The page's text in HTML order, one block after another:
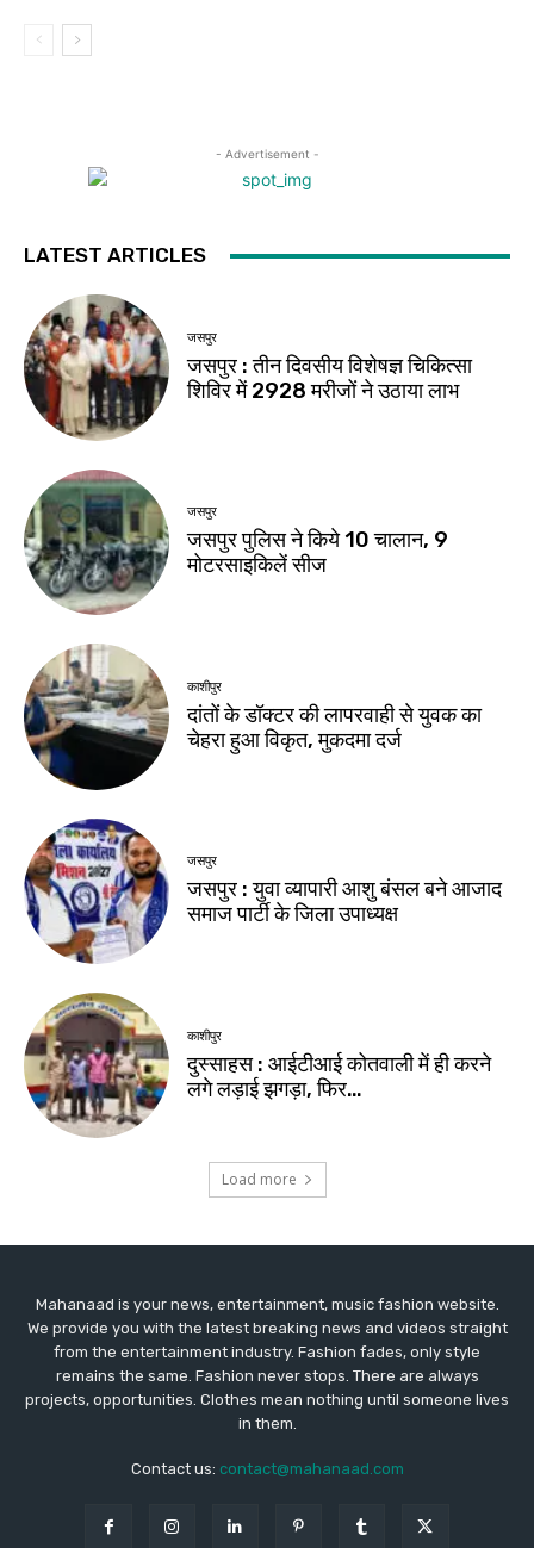
Mahanaad is your news, entertainment, music fashion website.
We provide you with the latest breaking news and videos straight
from the entertainment industry. Fashion fades, only style
remains the same. Fashion never stops. There are always
projects, opportunities. Clothes mean nothing until someone lives
in them.
Contact us: contact@mahanaad.com